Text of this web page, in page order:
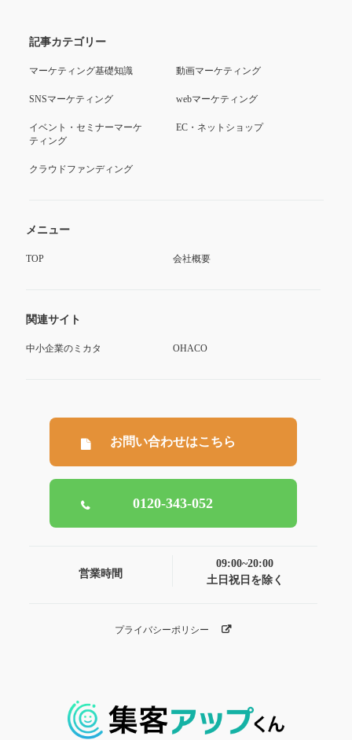
記事カテゴリー
マーケティング基礎知識 動画マーケティング
SNSマーケティング webマーケティング
イベント・セミナーマーケ
ティング
EC・ネットショップ
クラウドファンディング
メニュー
TOP 会社概要
関連サイト
中小企業のミカタ OHACO
お問い合わせはこちら
0120-343-052
営業時間
09:00~20:00
土日祝日を除く
プライバシーポリシー